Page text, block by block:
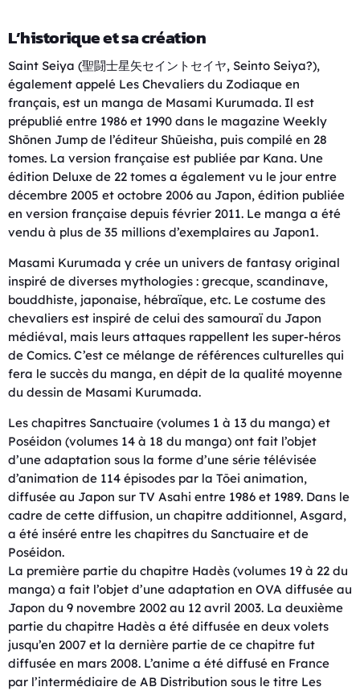
L’historique et sa création
Saint Seiya (聖闘士星矢セイントセイヤ, Seinto Seiya?),
également appelé Les Chevaliers du Zodiaque en
français, est un manga de Masami Kurumada. Il est
prépublié entre 1986 et 1990 dans le magazine Weekly
Shōnen Jump de l’éditeur Shūeisha, puis compilé en 28
tomes. La version française est publiée par Kana. Une
édition Deluxe de 22 tomes a également vu le jour entre
décembre 2005 et octobre 2006 au Japon, édition publiée
en version française depuis février 2011. Le manga a été
vendu à plus de 35 millions d’exemplaires au Japon1.
Masami Kurumada y crée un univers de fantasy original
inspiré de diverses mythologies : grecque, scandinave,
bouddhiste, japonaise, hébraïque, etc. Le costume des
chevaliers est inspiré de celui des samouraï du Japon
médiéval, mais leurs attaques rappellent les super-héros
de Comics. C’est ce mélange de références culturelles qui
fera le succès du manga, en dépit de la qualité moyenne
du dessin de Masami Kurumada.
Les chapitres Sanctuaire (volumes 1 à 13 du manga) et
Poséidon (volumes 14 à 18 du manga) ont fait l’objet
d’une adaptation sous la forme d’une série télévisée
d’animation de 114 épisodes par la Tōei animation,
diffusée au Japon sur TV Asahi entre 1986 et 1989. Dans le
cadre de cette diffusion, un chapitre additionnel, Asgard,
a été inséré entre les chapitres du Sanctuaire et de
Poséidon.
La première partie du chapitre Hadès (volumes 19 à 22 du
manga) a fait l’objet d’une adaptation en OVA diffusée au
Japon du 9 novembre 2002 au 12 avril 2003. La deuxième
partie du chapitre Hadès a été diffusée en deux volets
jusqu’en 2007 et la dernière partie de ce chapitre fut
diffusée en mars 2008. L’anime a été diffusé en France
par l’intermédiaire de AB Distribution sous le titre Les